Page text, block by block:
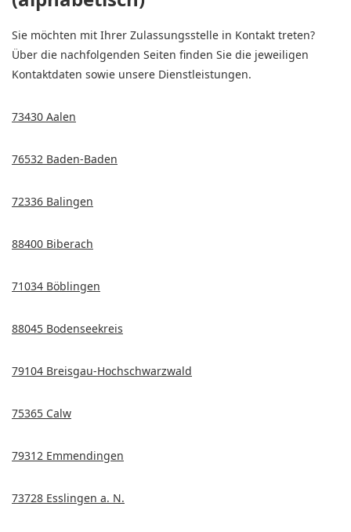
Sie möchten mit Ihrer Zulassungsstelle in Kontakt treten?
Über die nachfolgenden Seiten finden Sie die jeweiligen
Kontaktdaten sowie unsere Dienstleistungen.
73430 Aalen
76532 Baden-Baden
72336 Balingen
88400 Biberach
71034 Böblingen
88045 Bodenseekreis
79104 Breisgau-Hochschwarzwald
75365 Calw
79312 Emmendingen
73728 Esslingen a. N.